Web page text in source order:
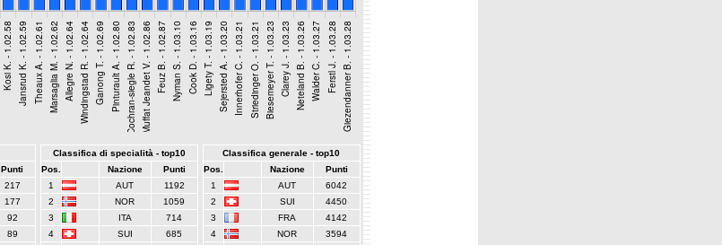
Punti
217
177
92
89
Classifica di specialità - top10
Pos.
Nazione
Punti
1
AUT
1192
2
NOR
1059
3
ITA
714
4
SUI 685
Classifica generale - top10
Pos.
Nazione
Punti
1
AUT
6042
2
SUI
4450
3
FRA
4142
4
NOR 3594